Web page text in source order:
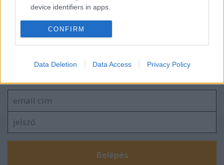
device identifiers in apps.
I want to allow Google to enable storage
related to functionality of the website or app.
related to personalization.
I want to allow Google to enable storage
related to security, including authentication
functionality and fraud prevention, and other
user protection.
CONFIRM
Data Deletion Data Access Privacy Policy
különleges adat nyilvánosságra hozatala
Szólj hozzá!